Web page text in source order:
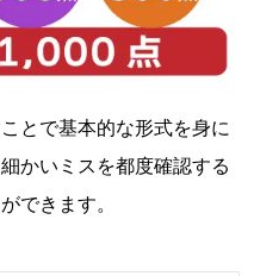
とで基本的な形式を身に
かいミスを都度確認する
できます。